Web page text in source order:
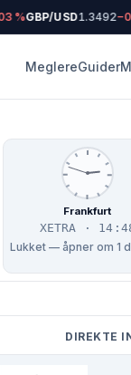
GBP/USD1.3492
MeglereGuider
Frankfurt
XETRA ·
Lukket — åpner om 1
DIREKTE